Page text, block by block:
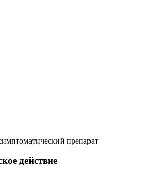
препарат
действие